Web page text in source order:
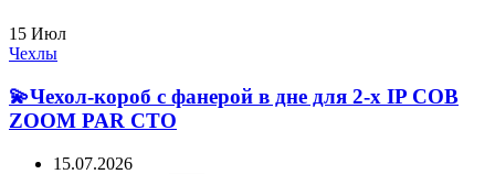
15 Июл
Чехлы
💫Чехол-короб с фанерой в дне для 2-х IP СОВ
ZOOM PAR СТО
15.07.2026